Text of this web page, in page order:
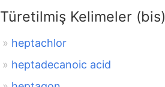
Türetilmiş Kelimeler (bis)
heptachlor
heptadecanoic acid